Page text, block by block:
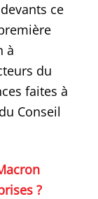
ce
à
du
faites à
Conseil
?